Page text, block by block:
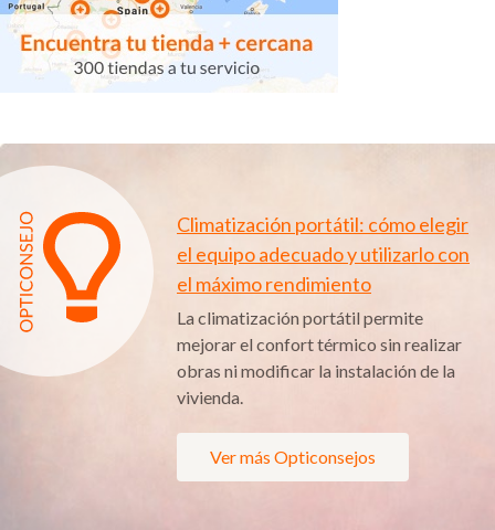
Climatización portátil: cómo elegir
el equipo adecuado y utilizarlo con
el máximo rendimiento
La climatización portátil permite
mejorar el confort térmico sin realizar
obras ni modificar la instalación de la
vivienda.
Ver más Opticonsejos